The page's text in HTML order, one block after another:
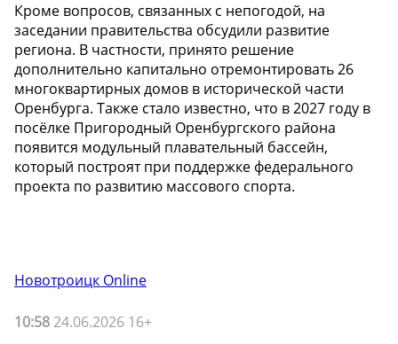
Кроме вопросов, связанных с непогодой, на
заседании правительства обсудили развитие
региона. В частности, принято решение
дополнительно капитально отремонтировать 26
многоквартирных домов в исторической части
Оренбурга. Также стало известно, что в 2027 году в
посёлке Пригородный Оренбургского района
появится модульный плавательный бассейн,
который построят при поддержке федерального
проекта по развитию массового спорта.
Новотроицк Online
10:58 24.06.2026 16+